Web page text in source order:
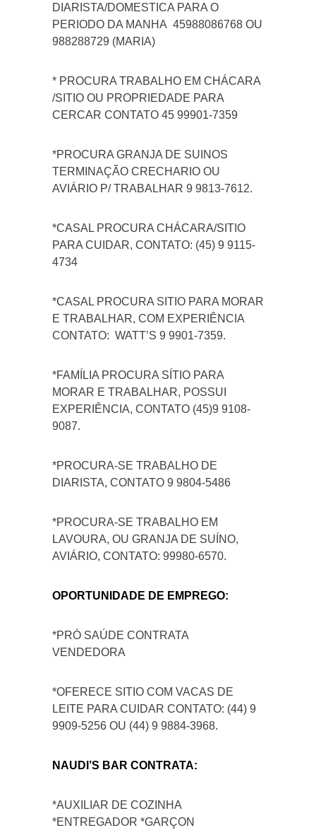
DIARISTA/DOMESTICA PARA O
PERIODO DA MANHA 45988086768 OU
988288729 (MARIA)
* PROCURA TRABALHO EM CHÁCARA
/SITIO OU PROPRIEDADE PARA
CERCAR CONTATO 45 99901-7359
*PROCURA GRANJA DE SUINOS
TERMINAÇÃO CRECHARIO OU
AVIÁRIO P/ TRABALHAR 9 9813-7612.
*CASAL PROCURA CHÁCARA/SITIO
PARA CUIDAR, CONTATO: (45) 9 9115-
4734
*CASAL PROCURA SITIO PARA MORAR
E TRABALHAR, COM EXPERIÊNCIA
CONTATO: WATT’S 9 9901-7359.
*FAMÍLIA PROCURA SÍTIO PARA
MORAR E TRABALHAR, POSSUI
EXPERIÊNCIA, CONTATO (45)9 9108-
9087.
*PROCURA-SE TRABALHO DE
DIARISTA, CONTATO 9 9804-5486
*PROCURA-SE TRABALHO EM
LAVOURA, OU GRANJA DE SUÍNO,
AVIÁRIO, CONTATO: 99980-6570.
OPORTUNIDADE DE EMPREGO:
*PRÓ SAÚDE CONTRATA
VENDEDORA
*OFERECE SITIO COM VACAS DE
LEITE PARA CUIDAR CONTATO: (44) 9
9909-5256 OU (44) 9 9884-3968.
NAUDI’S BAR CONTRATA:
*AUXILIAR DE COZINHA
*ENTREGADOR *GARÇON